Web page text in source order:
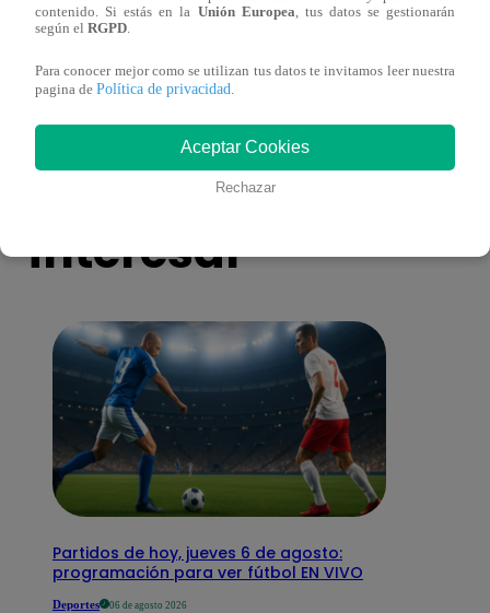
antes de Navidad?
También te puede
interesar
Partidos de hoy, jueves 6 de agosto:
programación para ver fútbol EN VIVO
Deportes 06 de agosto 2026
contenido. Si estás en la Unión Europea, tus datos se gestionarán
según el RGPD.
Para conocer mejor como se utilizan tus datos te invitamos leer nuestra
pagina de Política de privacidad.
Aceptar Cookies
Rechazar